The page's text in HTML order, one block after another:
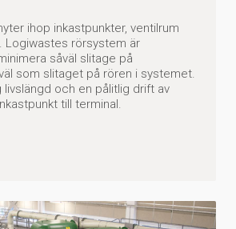
ihop inkastpunkter, ventilrum
Logiwastes rörsystem är
såväl slitage på
som slitaget på rören i systemet.
livslängd och en pålitlig drift av
till terminal.